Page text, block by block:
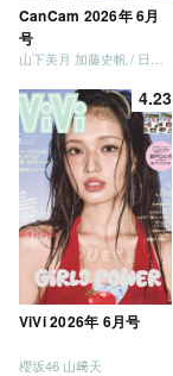
CanCam 2026年 6月
号
4.23
ViVi 2026年 6月号
櫻坂46 山﨑天